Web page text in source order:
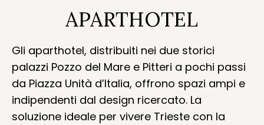
APARTHOTEL
Gli aparthotel, distribuiti nei due storici
palazzi Pozzo del Mare e Pitteri a pochi passi
da Piazza Unità d’Italia, offrono spazi ampi e
indipendenti dal design ricercato. La
soluzione ideale per vivere Trieste con la